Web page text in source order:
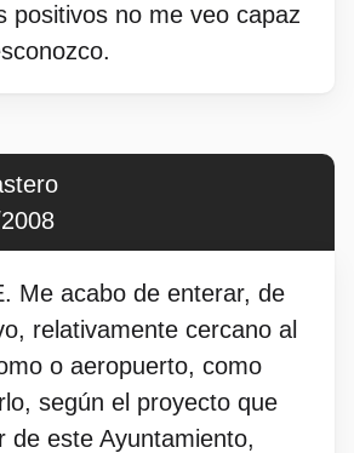
positivos no me veo capaz
Me acabo de enterar, de
relativamente cercano al
o aeropuerto, como
según el proyecto que
de este Ayuntamiento,